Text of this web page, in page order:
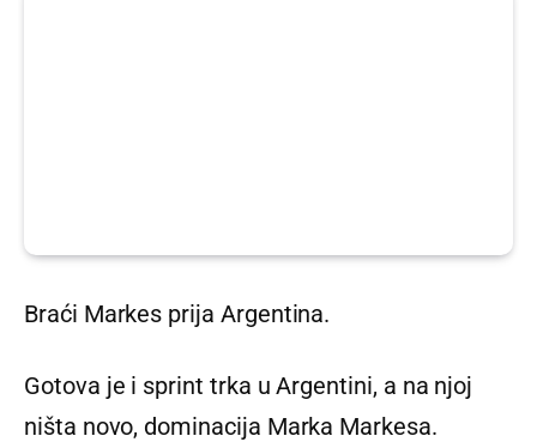
Braći Markes prija Argentina.
Gotova je i sprint trka u Argentini, a na njoj
ništa novo, dominacija Marka Markesa.